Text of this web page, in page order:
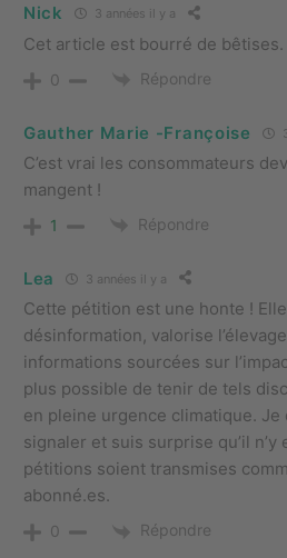
Nick 3 années il y a
Cet article est bourré de bêtises.
0 Répondre
Gauther Marie -Françoise
C’est vrai les consommateurs
mangent !
1 Répondre
Lea 3 années il y a
Cette pétition est une honte !
désinformation, valorise
informations sourcées sur
plus possible de tenir de tels
en pleine urgence climatique.
signaler et suis surprise qu’il n’y
pétitions soient transmises
abonné.es.
0 Répondre